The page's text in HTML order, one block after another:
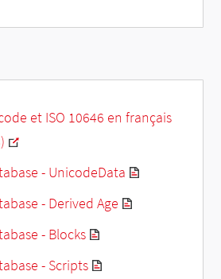
et ISO 10646 en français
- UnicodeData
- Derived Age
- Blocks
- Scripts